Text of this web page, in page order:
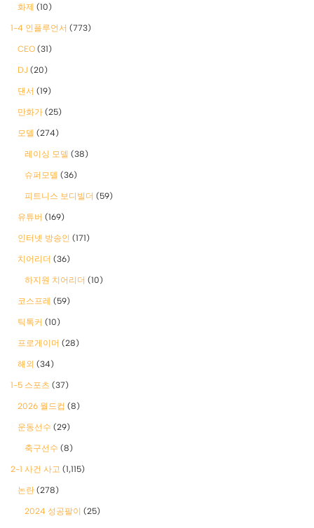
화제 (10)
1-4 인플루언서 (773)
CEO (31)
DJ (20)
댄서 (19)
만화가 (25)
모델 (274)
레이싱 모델 (38)
슈퍼모델 (36)
피트니스 보디빌더 (59)
유튜버 (169)
인터넷 방송인 (171)
치어리더 (36)
하지원 치어리더 (10)
코스프레 (59)
틱톡커 (10)
프로게이머 (28)
해외 (34)
1-5 스포츠 (37)
2026 월드컵 (8)
운동선수 (29)
축구선수 (8)
2-1 사건 사고 (1,115)
논란 (278)
2024 성공팔이 (25)